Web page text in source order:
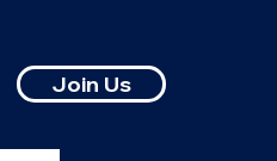
Join Us